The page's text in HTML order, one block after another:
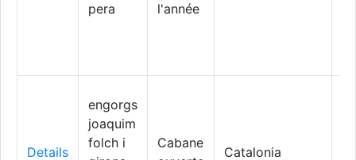
pera
l'année
Details
engorgs
joaquim
folch i
Cabane
Catalonia